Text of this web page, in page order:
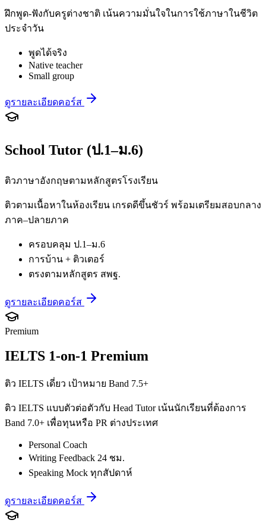
ฝึกพูด-ฟังกับครูต่างชาติ เน้นความมั่นใจในการใช้ภาษาในชีวิต
ประจำวัน
พูดได้จริง
Native teacher
Small group
ดูรายละเอียดคอร์ส
School Tutor (ป.1–ม.6)
ติวภาษาอังกฤษตามหลักสูตรโรงเรียน
ติวตามเนื้อหาในห้องเรียน เกรดดีขึ้นชัวร์ พร้อมเตรียมสอบกลาง
ภาค–ปลายภาค
ครอบคลุม ป.1–ม.6
การบ้าน + ติวเตอร์
ตรงตามหลักสูตร สพฐ.
ดูรายละเอียดคอร์ส
Premium
IELTS 1-on-1 Premium
ติว IELTS เดี่ยว เป้าหมาย Band 7.5+
ติว IELTS แบบตัวต่อตัวกับ Head Tutor เน้นนักเรียนที่ต้องการ
Band 7.0+ เพื่อทุนหรือ PR ต่างประเทศ
Personal Coach
Writing Feedback 24 ชม.
Speaking Mock ทุกสัปดาห์
ดูรายละเอียดคอร์ส